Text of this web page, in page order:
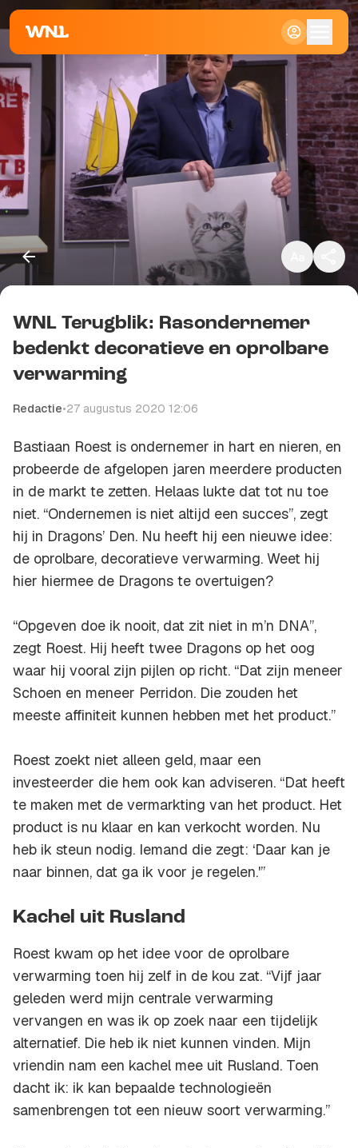
Klein
Standaard
Kopieer link
WNL Terugblik: Rasondernemer
bedenkt decoratieve en oprolbare
verwarming
Redactie•27 augustus 2020 12:06
Bastiaan Roest is ondernemer in hart en nieren, en
probeerde de afgelopen jaren meerdere producten
in de markt te zetten. Helaas lukte dat tot nu toe
niet. “Ondernemen is niet altijd een succes”, zegt
hij in Dragons’ Den. Nu heeft hij een nieuwe idee:
de oprolbare, decoratieve verwarming. Weet hij
hier hiermee de Dragons te overtuigen?
“Opgeven doe ik nooit, dat zit niet in m’n DNA”,
zegt Roest. Hij heeft twee Dragons op het oog
waar hij vooral zijn pijlen op richt. “Dat zijn meneer
Schoen en meneer Perridon. Die zouden het
meeste affiniteit kunnen hebben met het product.”
Roest zoekt niet alleen geld, maar een
investeerder die hem ook kan adviseren. “Dat heeft
te maken met de vermarkting van het product. Het
product is nu klaar en kan verkocht worden. Nu
heb ik steun nodig. Iemand die zegt: ‘Daar kan je
naar binnen, dat ga ik voor je regelen.'”
Kachel uit Rusland
Roest kwam op het idee voor de oprolbare
verwarming toen hij zelf in de kou zat. “Vijf jaar
geleden werd mijn centrale verwarming
vervangen en was ik op zoek naar een tijdelijk
alternatief. Die heb ik niet kunnen vinden. Mijn
vriendin nam een kachel mee uit Rusland. Toen
dacht ik: ik kan bepaalde technologieën
samenbrengen tot een nieuw soort verwarming.”